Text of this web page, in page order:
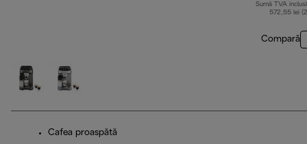
Sumă TVA
572,55 lei
Compară
Cafea proaspătă